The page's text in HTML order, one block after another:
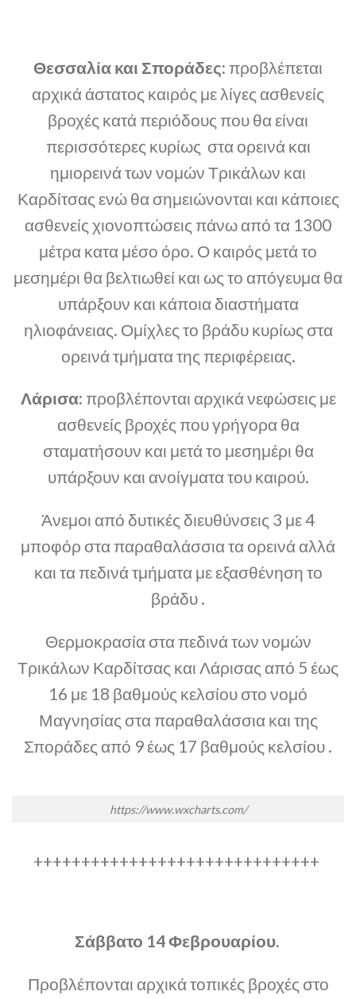
Θεσσαλία και Σποράδες: προβλέπεται
αρχικά άστατος καιρός με λίγες ασθενείς
βροχές κατά περιόδους που θα είναι
περισσότερες κυρίως στα ορεινά και
ημιορεινά των νομών Τρικάλων και
Καρδίτσας ενώ θα σημειώνονται και κάποιες
ασθενείς χιονοπτώσεις πάνω από τα 1300
μέτρα κατα μέσο όρο. Ο καιρός μετά το
μεσημέρι θα βελτιωθεί και ως το απόγευμα θα
υπάρξουν και κάποια διαστήματα
ηλιοφάνειας. Ομίχλες το βράδυ κυρίως στα
ορεινά τμήματα της περιφέρειας.
Λάρισα: προβλέπονται αρχικά νεφώσεις με
ασθενείς βροχές που γρήγορα θα
σταματήσουν και μετά το μεσημέρι θα
υπάρξουν και ανοίγματα του καιρού.
Άνεμοι από δυτικές διευθύνσεις 3 με 4
μποφόρ στα παραθαλάσσια τα ορεινά αλλά
και τα πεδινά τμήματα με εξασθένηση το
βράδυ .
Θερμοκρασία στα πεδινά των νομών
Τρικάλων Καρδίτσας και Λάρισας από 5 έως
16 με 18 βαθμούς κελσίου στο νομό
Μαγνησίας στα παραθαλάσσια και της
Σποράδες από 9 έως 17 βαθμούς κελσίου .
https://www.wxcharts.com/
++++++++++++++++++++++++++++++
Σάββατο 14 Φεβρουαρίου.
Προβλέπονται αρχικά τοπικές βροχές στο